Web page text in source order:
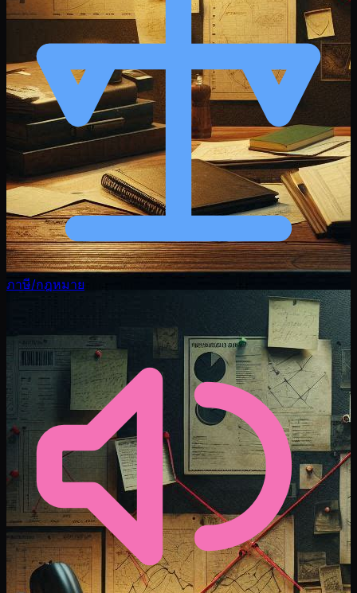
ภาษี/กฎหมาย